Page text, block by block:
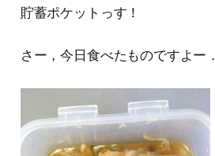
貯蓄ポケットっす！
さー，今日食べたものですよー．